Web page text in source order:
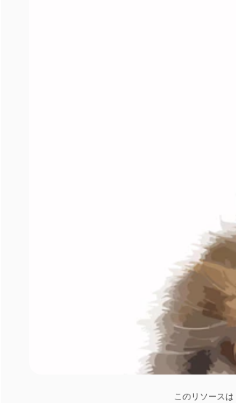
このリソースは